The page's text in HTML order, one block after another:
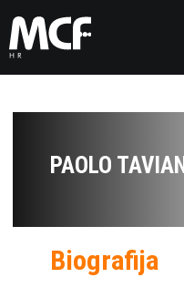
PAOLO TAVIANI
Biografija